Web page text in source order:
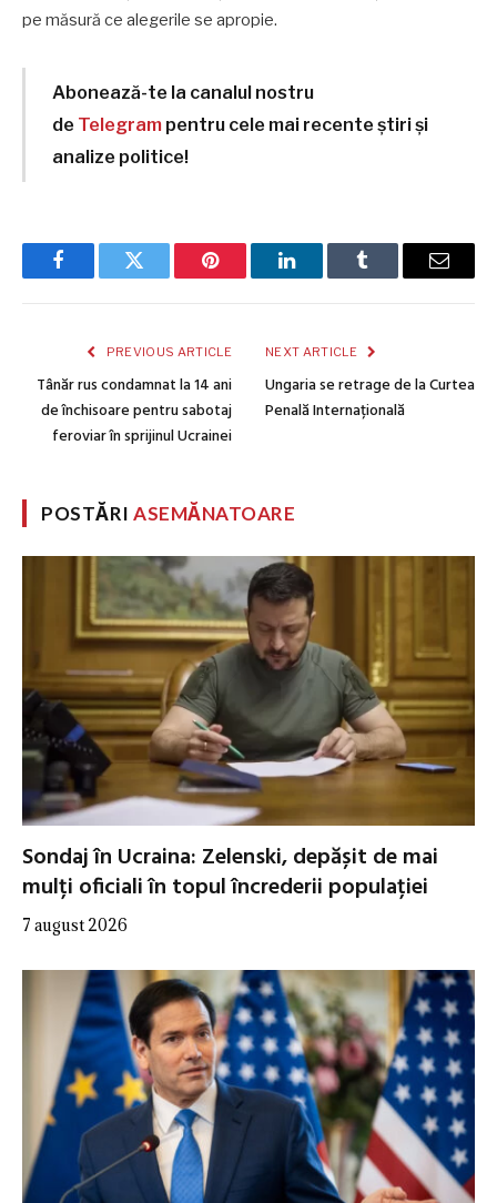
pe măsură ce alegerile se apropie.
Abonează-te la canalul nostru
de Telegram pentru cele mai recente știri și
analize politice!
FacebookTwitter Pinterest LinkedInTumblr Email
PREVIOUS ARTICLE
Tânăr rus condamnat la 14 ani
de închisoare pentru sabotaj
feroviar în sprijinul Ucrainei
NEXT ARTICLE
Ungaria se retrage de la Curtea
Penală Internațională
POSTĂRIASEMĂNATOARE
Sondaj în Ucraina: Zelenski, depășit de mai
mulți oficiali în topul încrederii populației
7 august 2026